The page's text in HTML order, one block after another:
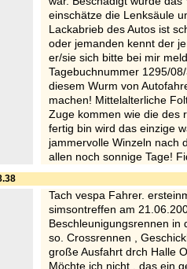
einschätze die Lenksäule
Lackabrieb des Autos ist
oder jemanden kennt der
er/sie sich bitte bei mir
Tagebuchnummer 1295/
diesem Wurm von
machen! Mittelalterliche
Zuge kommen wie die des
fertig bin wird das einzige
jammervolle Winzeln nach
allen noch sonnige Tage!
Tach vespa Fahrer.
simsontreffen am
Beschleunigungsrennen
so. Crossrennen ,
große Ausfahrt drch Halle
Möchte ich nicht , das ein